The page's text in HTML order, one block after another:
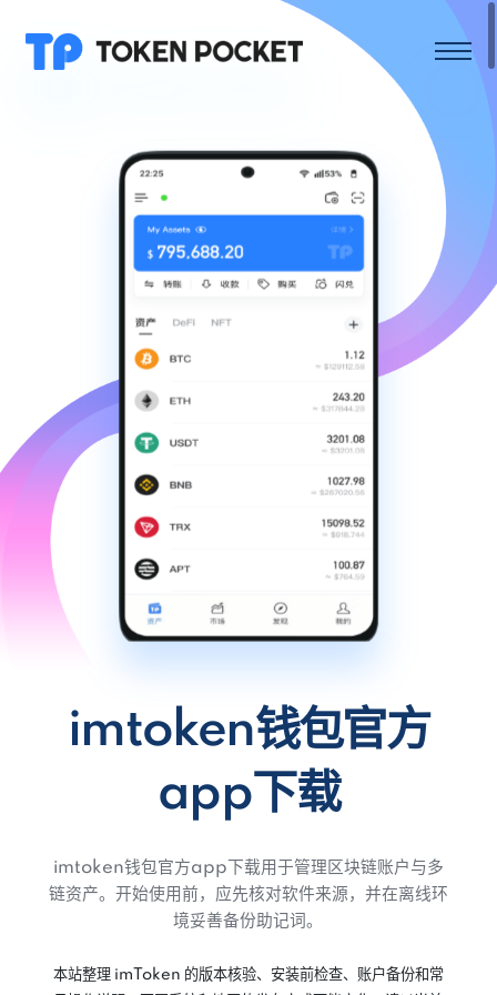
imtoken钱包官方
app下载
imtoken钱包官方app下载用于管理区块链账户与多
链资产。开始使用前，应先核对软件来源，并在离线环
境妥善备份助记词。
本站整理 imToken 的版本核验、安装前检查、账户备份和常